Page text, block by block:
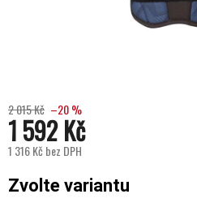
2 015 Kč –20 %
1 592 Kč
1 316 Kč bez DPH
Zvolte variantu